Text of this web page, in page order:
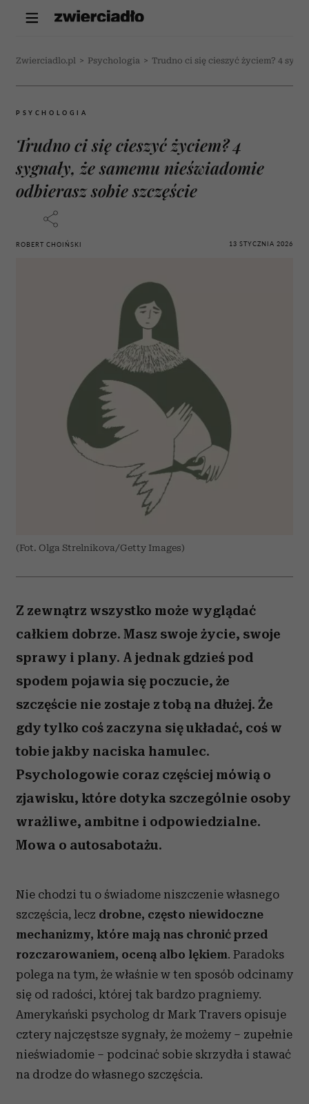
Zwierciadlo.pl > Psychologia > Trudno ci się cieszyć życiem? 4
PSYCHOLOGIA
Trudno ci się cieszyć życiem? 4
sygnały, że samemu nieświadomie
odbierasz sobie szczęście
ROBERT CHOIŃSKI 13 STYCZNIA 2026
(Fot. Olga Strelnikova/Getty Images)
Z zewnątrz wszystko może wyglądać
całkiem dobrze. Masz swoje życie, swoje
sprawy i plany. A jednak gdzieś pod
spodem pojawia się poczucie, że
szczęście nie zostaje z tobą na dłużej. Że
gdy tylko coś zaczyna się układać, coś w
tobie jakby naciska hamulec.
Psychologowie coraz częściej mówią o
zjawisku, które dotyka szczególnie osoby
wrażliwe, ambitne i odpowiedzialne.
Mowa o autosabotażu.
Nie chodzi tu o świadome niszczenie własnego
szczęścia, lecz drobne, często niewidoczne
mechanizmy, które mają nas chronić przed
rozczarowaniem, oceną albo lękiem. Paradoks
polega na tym, że właśnie w ten sposób odcinamy
się od radości, której tak bardzo pragniemy.
Amerykański psycholog dr Mark Travers opisuje
cztery najczęstsze sygnały, że możemy – zupełnie
nieświadomie – podcinać sobie skrzydła i stawać
na drodze do własnego szczęścia.